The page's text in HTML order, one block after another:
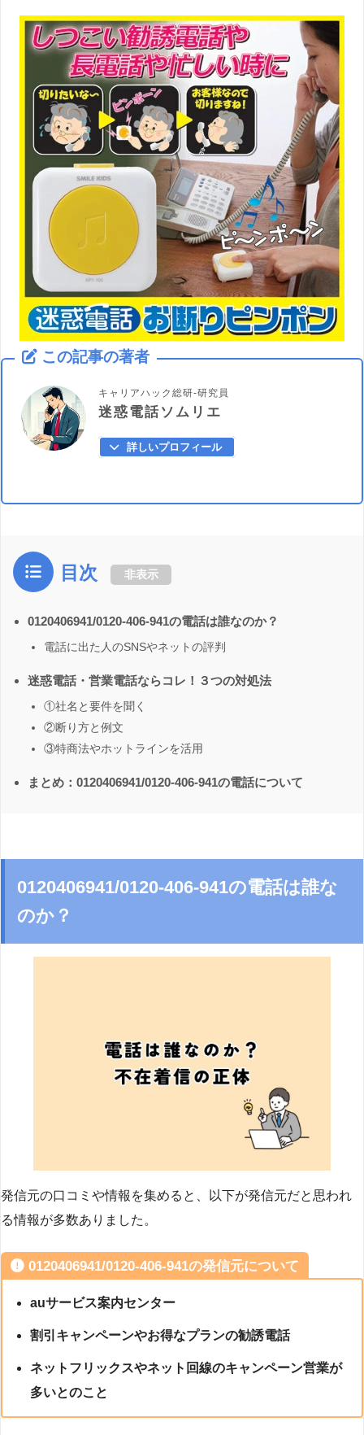
この記事の著者
キャリアハック総研-研究員
迷惑電話ソムリエ
詳しいプロフィール
目次 非表示
0120406941/0120-406-941の電話は誰なのか？
電話に出た人のSNSやネットの評判
迷惑電話・営業電話ならコレ！３つの対処法
①社名と要件を聞く
②断り方と例文
③特商法やホットラインを活用
まとめ：0120406941/0120-406-941の電話について
0120406941/0120-406-941の電話は誰な
のか？
発信元の口コミや情報を集めると、以下が発信元だと思われ
る情報が多数ありました。
0120406941/0120-406-941の発信元について
auサービス案内センター
割引キャンペーンやお得なプランの勧誘電話
ネットフリックスやネット回線のキャンペーン営業が
多いとのこと